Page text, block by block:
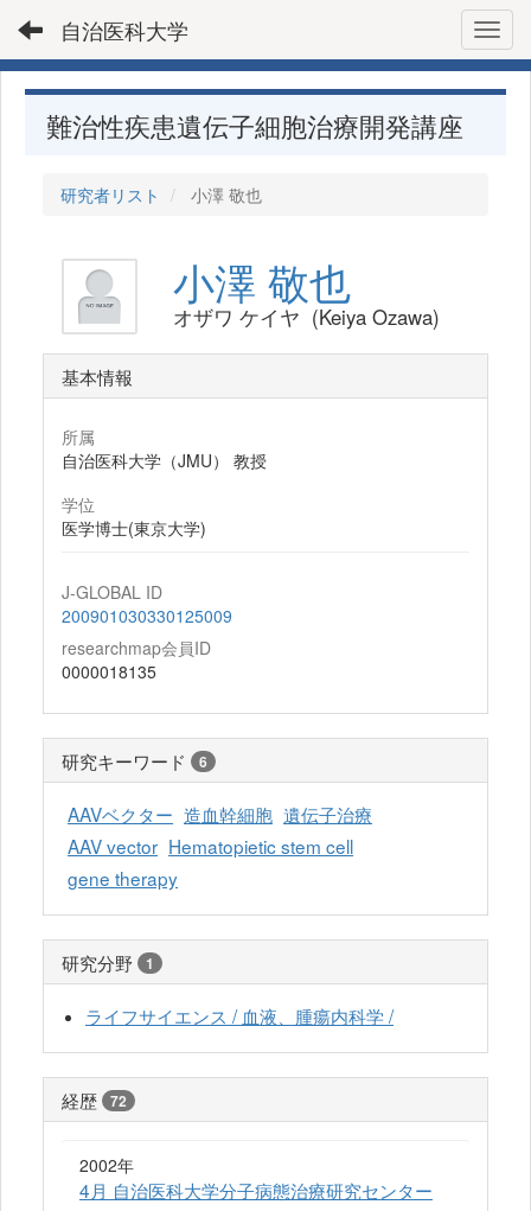
自治医科大学
難治性疾患遺伝子細胞治療開発講座
研究者リスト 小澤 敬也
小澤 敬也
オザワ ケイヤ (Keiya Ozawa)
基本情報
所属
自治医科大学（JMU） 教授
学位
医学博士(東京大学)
J-GLOBAL ID
200901030330125009
researchmap会員ID
0000018135
研究キーワード 6
AAVベクター 造血幹細胞 遺伝子治療
AAV vector Hematopietic stem cell
gene therapy
研究分野 1
ライフサイエンス / 血液、腫瘍内科学 /
経歴 72
2002年
4月 自治医科大学分子病態治療研究センター